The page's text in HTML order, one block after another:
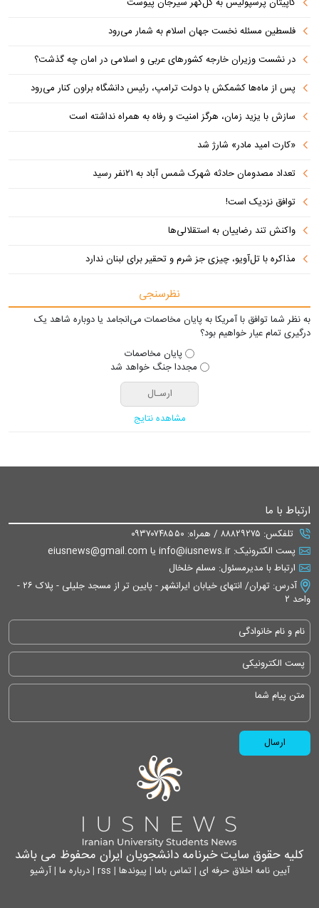
فلسطین مسئله نخست جهان اسلام به شمار می‌رود
در نشست وزیران خارجه کشورهای عربی و اسلامی در امان چه گذشت؟
پس از ماه‌ها کشمکش با دولت ترامپ، رئیس دانشگاه براون کنار می‌رود
سازش با یزید زمان، هرگز امنیت و رفاه به همراه نداشته است
«کارت امید مادر» شارژ شد
تعداد مصدومان حادثه شهرک شمس آباد به ۲۱نفر رسید
توافق نزدیک است!
واکنش تند رضاییان به استقلالی‌ها
مذاکره با تل‌آویو، چیزی جز شرم و تحقیر برای لبنان ندارد
نظرسنجی
به نظر شما توافق با آمریکا به پایان مخاصمات می‌انجامد یا دوباره شاهد یک
درگیری تمام عیار خواهیم بود؟
پایان مخاصمات
مجددا جنگ خواهد شد
مشاهده نتایج
ارتباط با ما
تلفکس: ۸۸۸۲۹۲۷۵ / همراه: ۰۹۳۷۰۷۴۸۵۵۰
پست الکترونیک: info@iusnews.ir یا eiusnews@gmail.com
ارتباط با مدیرمسئول: مسلم خلخال
آدرس: تهران/ انتهای خیابان ایرانشهر - پایین تر از مسجد جلیلی - پلاک ۲۶ -
واحد ۲
کلیه حقوق سایت خبرنامه دانشجویان ایران محفوظ می باشد
آیین نامه اخلاق حرفه ای | تماس باما | پیوندها |
rss
|درباره ما |آرشیو